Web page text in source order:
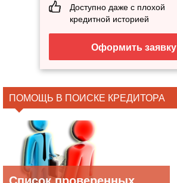
Доступно даже с плохой
кредитной историей
Оформить заявку
ПОМОЩЬ В ПОИСКЕ КРЕДИТОРА